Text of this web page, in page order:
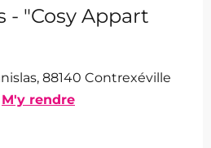
- "Cosy Appart
88140 Contrexéville
M'y rendre